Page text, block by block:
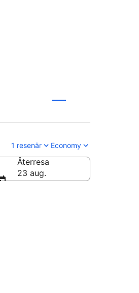
1 resenär Economy
Återresa
23 aug.